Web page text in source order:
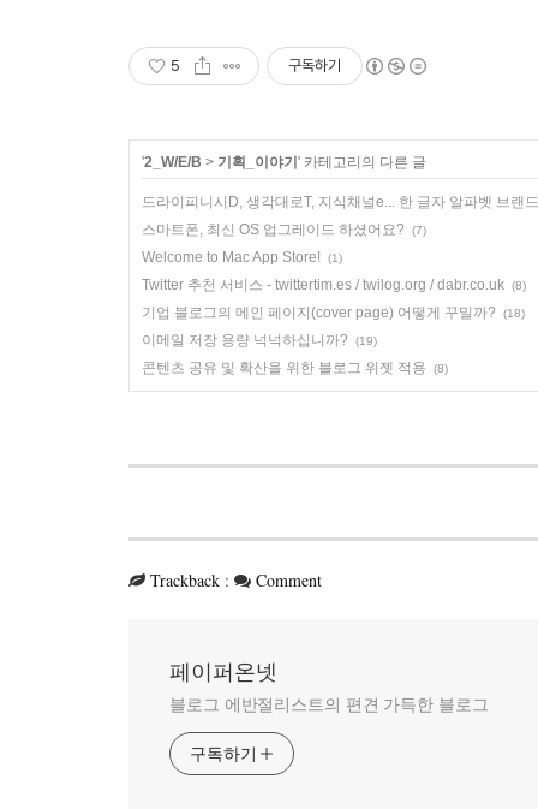
5 구독하기
'2_W/E/B > 기획_이야기 ' 카테고리의 다른 글
드라이피니시D, 생각대로T, 지식채널e... 한 글자 알파벳 브랜
스마트폰, 최신 OS 업그레이드 하셨어요?
(7)
Welcome to Mac App Store! (1)
Twitter 추천 서비스 - twittertim.es / twilog.org / dabr.co.uk (8)
기업 블로그의 메인 페이지(cover page) 어떻게 꾸밀까? (18)
이메일 저장 용량 넉넉하십니까? (19)
콘텐츠 공유 및 확산을 위한 블로그 위젯 적용 (8)
Trackback : Comment
페이퍼온넷
블로그 에반절리스트의 편견 가득한 블로그
구독하기